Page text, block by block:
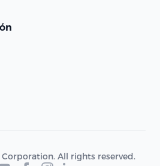
Corporation. All rights reserved.